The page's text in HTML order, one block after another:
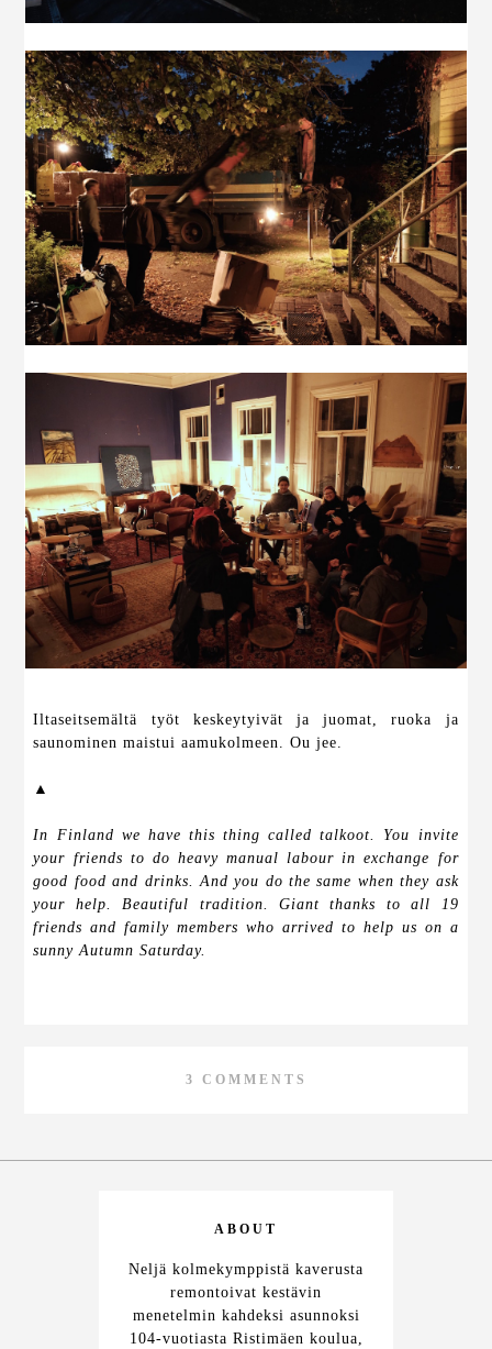
Iltaseitsemältä työt keskeytyivät ja juomat, ruoka ja
saunominen maistui aamukolmeen. Ou jee.
▲
In Finland we have this thing called talkoot. You invite
your friends to do heavy manual labour in exchange for
good food and drinks. And you do the same when they ask
your help. Beautiful tradition. Giant thanks to all 19
friends and family members who arrived to help us on a
sunny Autumn Saturday.
3 COMMENTS
ABOUT
Neljä kolmekymppistä kaverusta
remontoivat kestävin
menetelmin kahdeksi asunnoksi
104-vuotiasta Ristimäen koulua,